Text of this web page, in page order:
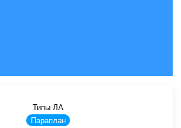
Типы ЛА
Параплан